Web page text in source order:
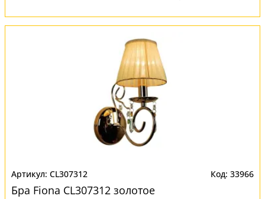
CL307312 33966
Бра Fiona CL307312 золотое